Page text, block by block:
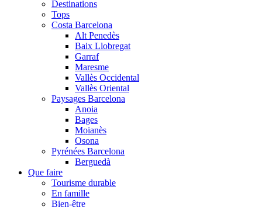
Destinations
Tops
Costa Barcelona
Alt Penedès
Baix Llobregat
Garraf
Maresme
Vallès Occidental
Vallès Oriental
Paysages Barcelona
Anoia
Bages
Moianès
Osona
Pyrénées Barcelona
Berguedà
Que faire
Tourisme durable
En famille
Bien-être